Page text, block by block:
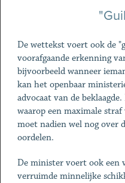
De wettekst voert ook de
voorafgaande erkenning
bijvoorbeeld wanneer
kan het openbaar
advocaat van de
waarop een maximale
moet nadien wel nog over
oordelen.
De minister voert ook een
verruimde minnelijke